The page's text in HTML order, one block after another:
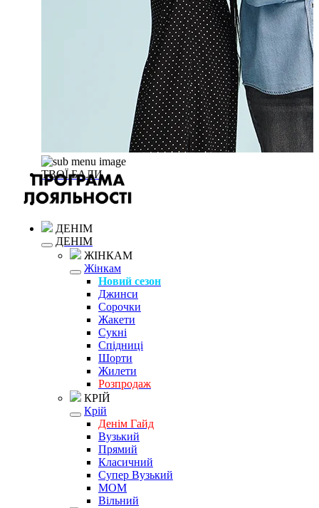
ТВОЇ БАЛИ
ДЕНІМ
ДЕНІМ
ЖІНКАМ
Жінкам
Новий сезон
Джинси
Сорочки
Жакети
Сукні
Спідниці
Шорти
Жилети
Розпродаж
КРІЙ
Крій
Денім Гайд
Вузький
Прямий
Класичний
Супер Вузький
MOM
Вільний